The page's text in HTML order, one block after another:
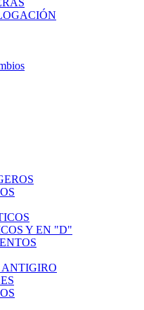
Y EN "D"